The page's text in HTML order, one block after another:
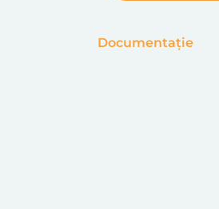
Documentație